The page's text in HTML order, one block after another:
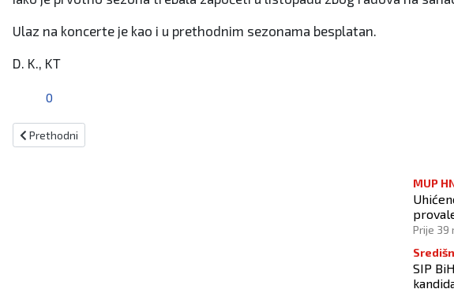
Ulaz na koncerte je kao i u prethodnim sezonama besplatan.
D. K., KT
0
Prethodni članak: NOVI TRAVNIK: Na kino repertoaru domaći film "Testament"
Prethodni
MUP
u
Prije 39
SIP